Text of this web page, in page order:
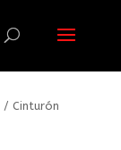
/ Cinturón